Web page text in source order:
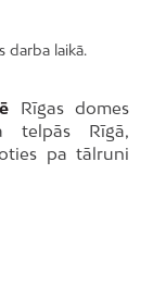
darba laikā.
Rīgas domes
telpās Rīgā,
pa tālruni